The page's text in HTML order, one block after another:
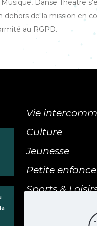
Danse Théâtre
de la mission en
au RGPD.
Vie
Culture
Jeunesse
Petite enfance
Sports &